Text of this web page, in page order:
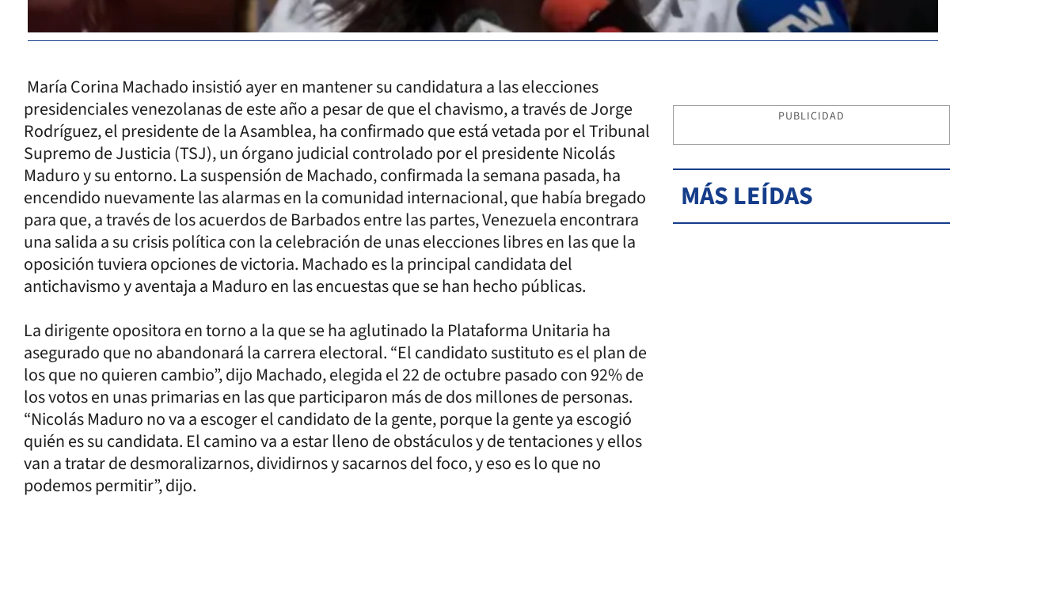
María Corina Machado insistió ayer en mantener su candidatura a las elecciones
presidenciales venezolanas de este año a pesar de que el chavismo, a través de Jorge
Rodríguez, el presidente de la Asamblea, ha confirmado que está vetada por el Tribunal
Supremo de Justicia (TSJ), un órgano judicial controlado por el presidente Nicolás
Maduro y su entorno. La suspensión de Machado, confirmada la semana pasada, ha
encendido nuevamente las alarmas en la comunidad internacional, que había bregado
para que, a través de los acuerdos de Barbados entre las partes, Venezuela encontrara
una salida a su crisis política con la celebración de unas elecciones libres en las que la
oposición tuviera opciones de victoria. Machado es la principal candidata del
antichavismo y aventaja a Maduro en las encuestas que se han hecho públicas.
La dirigente opositora en torno a la que se ha aglutinado la Plataforma Unitaria ha
asegurado que no abandonará la carrera electoral. “El candidato sustituto es el plan de
los que no quieren cambio”, dijo Machado, elegida el 22 de octubre pasado con 92% de
los votos en unas primarias en las que participaron más de dos millones de personas.
“Nicolás Maduro no va a escoger el candidato de la gente, porque la gente ya escogió
quién es su candidata. El camino va a estar lleno de obstáculos y de tentaciones y ellos
van a tratar de desmoralizarnos, dividirnos y sacarnos del foco, y eso es lo que no
podemos permitir”, dijo.
PUBLICIDAD
MÁS LEÍDAS